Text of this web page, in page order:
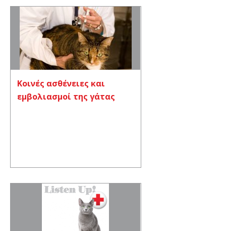
Κοινές ασθένειες και
εμβολιασμοί της γάτας